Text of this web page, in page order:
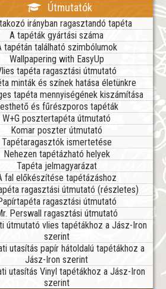
Útmutatók
irányban ragasztandó tapéta
A tapéták gyártási száma
tapétán található szimbólumok
Wallpapering with EasyUp
tapéta ragasztási útmutató
minták és színek hatása életünkre
tapéta mennyiségének kiszámítása
és fűrészporos tapéták
W+G posztertapéta útmutató
Komar poszter útmutató
Tapétaragasztók ismertetése
Nehezen tapétázható helyek
Tapéta jelmagyarázat
fal előkészítése tapétázáshoz
ragasztási útmutató (részletes)
ragasztási útmutató
Perswall ragasztási útmutató
útmutató vlies tapétákhoz a Jász-Iron
szerint
utasítás papír hátoldalú tapétákhoz a
Jász-Iron szerint
utasítás Vinyl tapétákhoz a Jász-Iron
szerint